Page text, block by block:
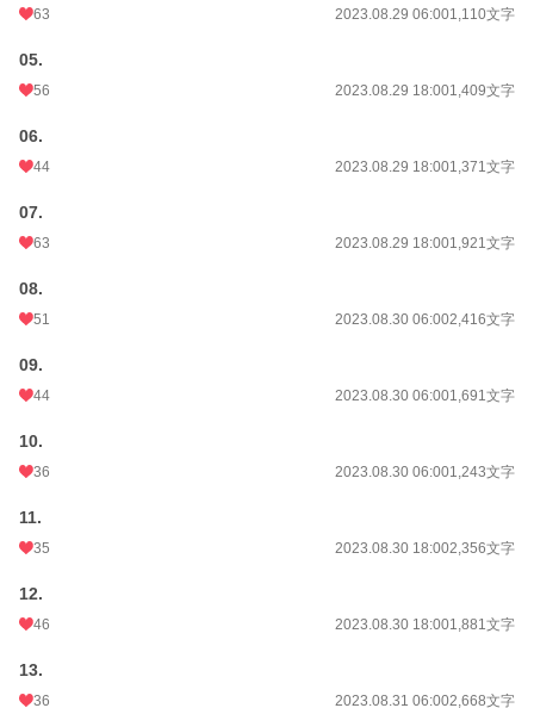
63 2023.08.29 06:001,110文字
05.
56 2023.08.29 18:001,409文字
06.
44 2023.08.29 18:001,371文字
07.
63 2023.08.29 18:001,921文字
08.
51 2023.08.30 06:002,416文字
09.
44 2023.08.30 06:001,691文字
10.
36 2023.08.30 06:001,243文字
11.
35 2023.08.30 18:002,356文字
12.
46 2023.08.30 18:001,881文字
13.
36 2023.08.31 06:002,668文字